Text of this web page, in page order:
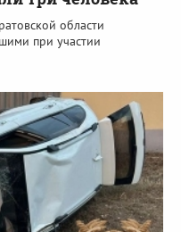
области
при участии